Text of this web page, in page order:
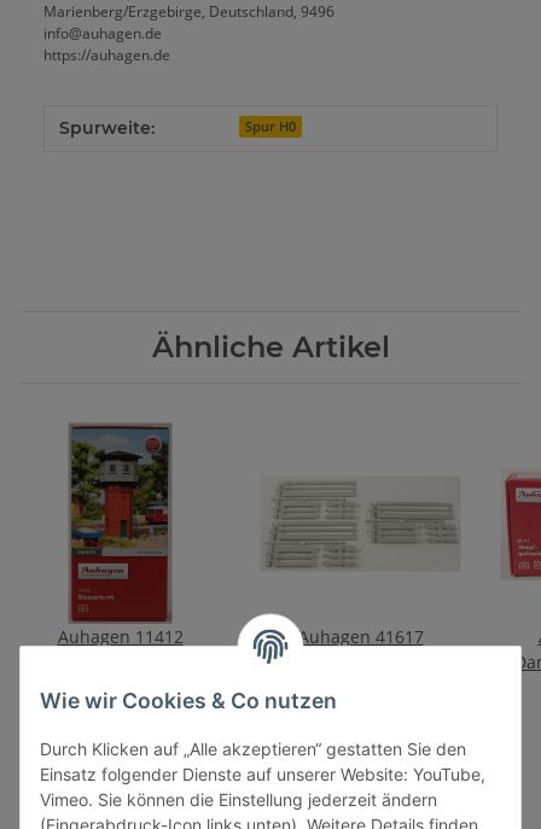
Marienberg/Erzgebirge, Deutschland, 9496
info@auhagen.de
https://auhagen.de
Spurweite: Spur H0
Ähnliche Artikel
Auhagen 11412
29,90 €
Auhagen 41617
Wie wir Cookies & Co nutzen
Durch Klicken auf „Alle akzeptieren“ gestatten Sie den
Einsatz folgender Dienste auf unserer Website: YouTube,
Vimeo. Sie können die Einstellung jederzeit ändern
(Fingerabdruck-Icon links unten). Weitere Details finden